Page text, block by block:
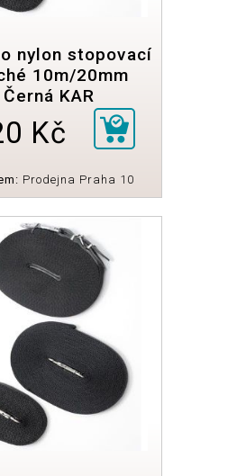
nylon stopovací
10m/20mm
Černá KAR
Kč
Prodejna Praha 10